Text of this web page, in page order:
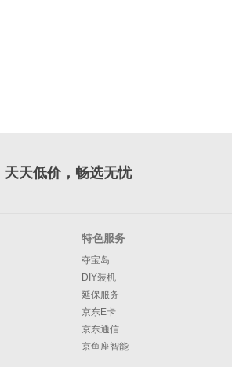
天天低价，畅选无忧
特色服务
夺宝岛
DIY装机
延保服务
京东E卡
京东通信
京鱼座智能